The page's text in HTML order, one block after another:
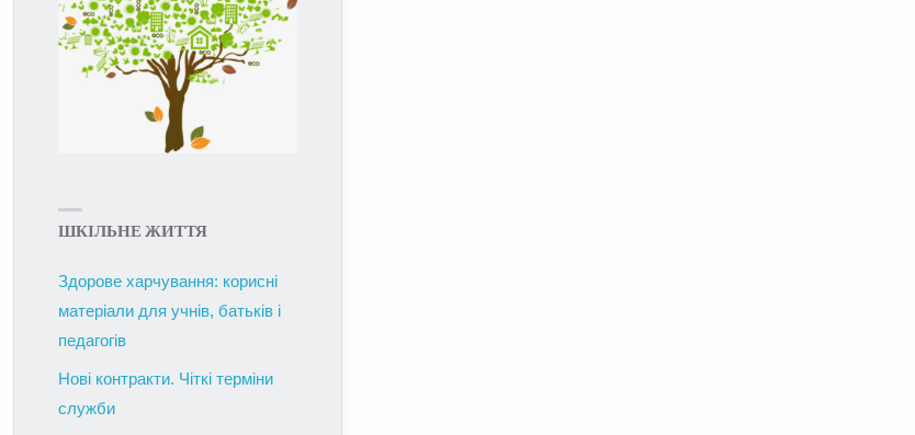
ШКІЛЬНЕ ЖИТТЯ
Здорове харчування: корисні
матеріали для учнів, батьків і
педагогів
Нові контракти. Чіткі терміни
служби